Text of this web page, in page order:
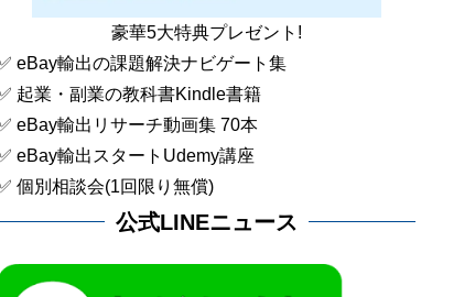
豪華5大特典プレゼント!
eBay輸出の課題解決ナビゲート集
起業・副業の教科書Kindle書籍
eBay輸出リサーチ動画集 70本
eBay輸出スタートUdemy講座
個別相談会(1回限り無償)
公式LINEニュース